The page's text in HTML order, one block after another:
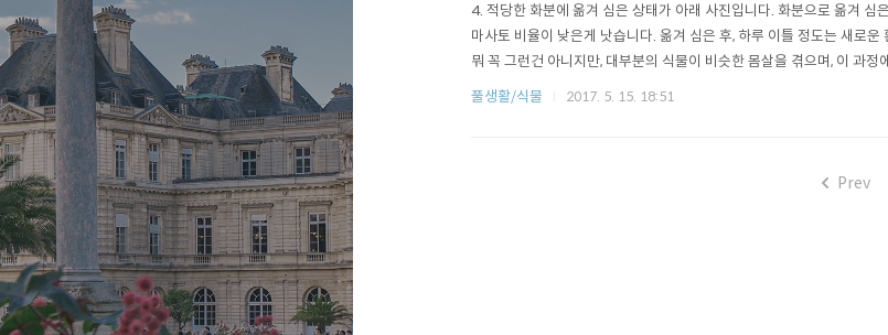
4. 적당한 화분에 옮겨 심은 상태가 아래 사진입니다. 화분으로 옮겨 심
마사토 비율이 낮은게 낫습니다. 옮겨 심은 후, 하루 이틀 정도는 새로
뭐 꼭 그런건 아니지만, 대부분의 식물이 비슷한 몸살을 겪으며, 이 과
워낙 튼튼한 놈들이라 죽진 않더군요) 흙으로 옮긴지 일주일 정도 지난
풀생활/식물 2017. 5. 15. 18:51
Prev